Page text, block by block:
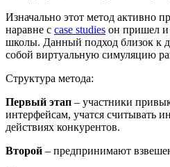
Изначально этот метод активно
наравне с case studies он пришел и
школы. Данный подход близок к
собой виртуальную симуляцию
Структура метода:
Первый этап – участники
интерфейсам, учатся считывать
действиях конкурентов.
Второй – предпринимают